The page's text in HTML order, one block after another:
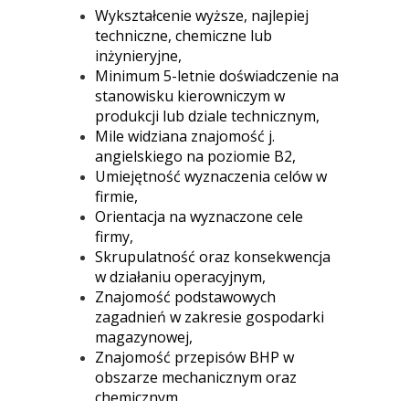
Wykształcenie wyższe, najlepiej
techniczne, chemiczne lub
inżynieryjne,
Minimum 5-letnie doświadczenie na
stanowisku kierowniczym w
produkcji lub dziale technicznym,
Mile widziana znajomość j.
angielskiego na poziomie B2,
Umiejętność wyznaczenia celów w
firmie,
Orientacja na wyznaczone cele
firmy,
Skrupulatność oraz konsekwencja
w działaniu operacyjnym,
Znajomość podstawowych
zagadnień w zakresie gospodarki
magazynowej,
Znajomość przepisów BHP w
obszarze mechanicznym oraz